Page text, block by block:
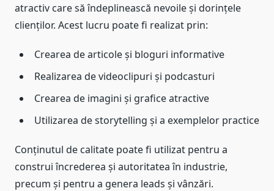
atractiv care să îndeplinească nevoile și dorințele
clienților. Acest lucru poate fi realizat prin:
Crearea de articole și bloguri informative
Realizarea de videoclipuri și podcasturi
Crearea de imagini și grafice atractive
Utilizarea de storytelling și a exemplelor practice
Conținutul de calitate poate fi utilizat pentru a
construi încrederea și autoritatea în industrie,
precum și pentru a genera leads și vânzări.